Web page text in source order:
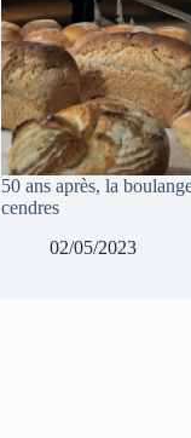
50 ans après, la
cendres
02/05/2023